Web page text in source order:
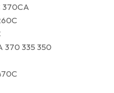
370 335 350